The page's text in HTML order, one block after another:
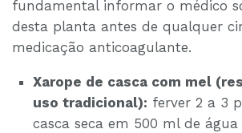
fundamental informar o médico
desta planta antes de qualquer
medicação anticoagulante.
Xarope de casca com mel
uso tradicional): ferver 2 a 3
casca seca em 500 ml de água